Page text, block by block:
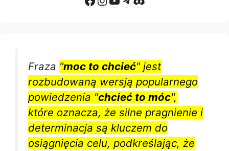
Fraza "moc to chcieć" jest
rozbudowaną wersją popularnego
powiedzenia "chcieć to móc",
które oznacza, że silne pragnienie i
determinacja są kluczem do
osiągnięcia celu, podkreślając, że